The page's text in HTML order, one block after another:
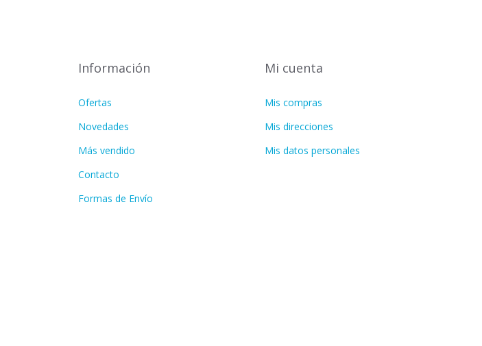
Información
Ofertas
Novedades
Más vendido
Contacto
Formas de Envío
Mi cuenta
Mis compras
Mis direcciones
Mis datos personales